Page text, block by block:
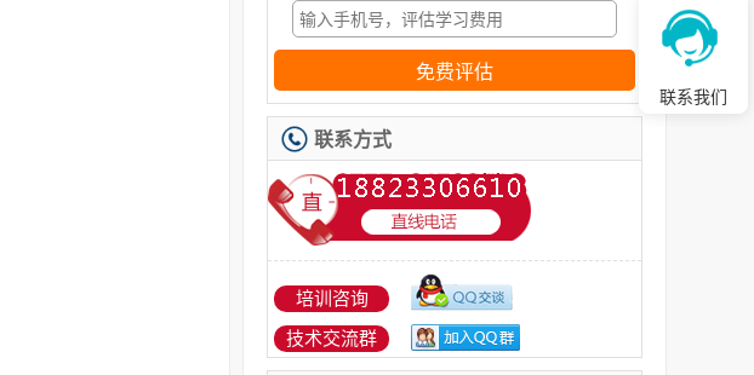
免费评估
联系方式
培训咨询
技术交流群
联系我们